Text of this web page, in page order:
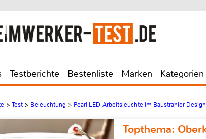
Testberichte Bestenliste Marken Kategorien
> Test > Beleuchtung > Pearl LED-Arbeitsleuchte im Baustrahler Design
Topthema: